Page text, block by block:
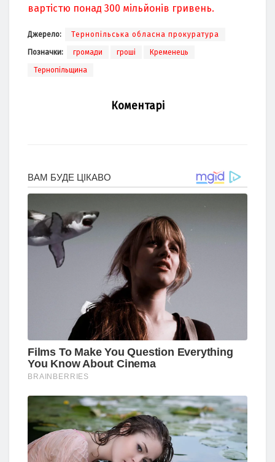
вартістю понад 300 мільйонів гривень.
Джерело: Тернопільська обласна прокуратура
Позначки: громади гроші Кременець
Тернопільщина
Коментарі